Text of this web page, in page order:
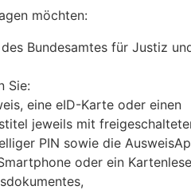
möchten:
Bundesamtes für Justiz
Sie:
eine eID-Karte oder einen
jeweils mit
PIN sowie die
oder ein